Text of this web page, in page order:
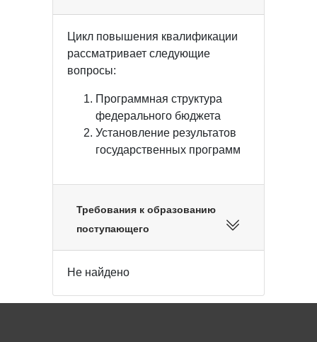
Цикл повышения квалификации
рассматривает следующие
вопросы:
Программная структура
федерального бюджета
Установление результатов
государственных программ
Требования к образованию
поступающего
Не найдено